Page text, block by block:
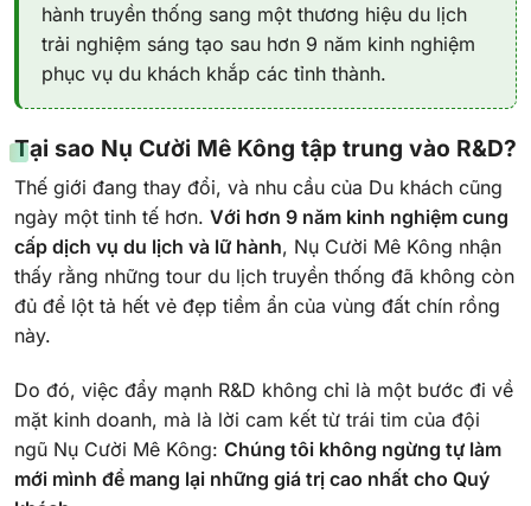
hành truyền thống sang một thương hiệu du lịch
trải nghiệm sáng tạo sau hơn 9 năm kinh nghiệm
phục vụ du khách khắp các tỉnh thành.
Tại sao Nụ Cười Mê Kông tập trung vào R&D?
Thế giới đang thay đổi, và nhu cầu của Du khách cũng
ngày một tinh tế hơn. Với hơn 9 năm kinh nghiệm cung
cấp dịch vụ du lịch và lữ hành, Nụ Cười Mê Kông nhận
thấy rằng những tour du lịch truyền thống đã không còn
đủ để lột tả hết vẻ đẹp tiềm ẩn của vùng đất chín rồng
này.
Do đó, việc đẩy mạnh R&D không chỉ là một bước đi về
mặt kinh doanh, mà là lời cam kết từ trái tim của đội
ngũ Nụ Cười Mê Kông: Chúng tôi không ngừng tự làm
mới mình để mang lại những giá trị cao nhất cho Quý